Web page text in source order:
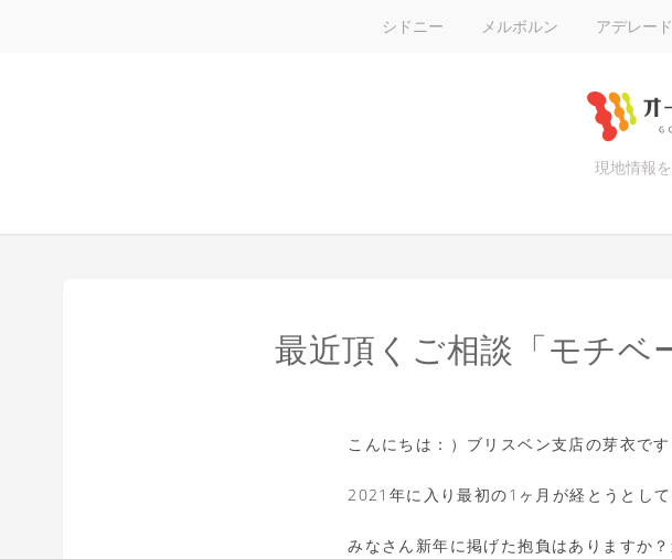
シドニー メルボルン アデレード
現地情報
最近頂くご相談「モチベ
こんにちは：）ブリスベン支店の芽衣です
2021年に入り最初の1ヶ月が経とうとして
みなさん新年に掲げた抱負はありますか